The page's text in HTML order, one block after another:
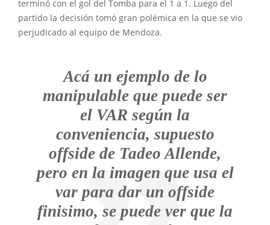
terminó con el gol del Tomba para el 1 a 1. Luego del
partido la decisión tomó gran polémica en la que se vio
perjudicado al equipo de Mendoza.
Acá un ejemplo de lo
manipulable que puede ser
el VAR según la
conveniencia, supuesto
offside de Tadeo Allende,
pero en la imagen que usa el
var para dar un offside
finisimo, se puede ver que la